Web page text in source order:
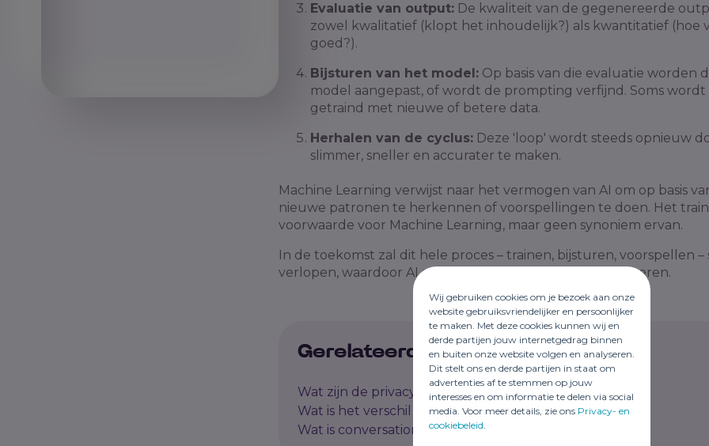
Wij gebruiken cookies om je bezoek aan onze
website gebruiksvriendelijker en persoonlijker
te maken. Met deze cookies kunnen wij en
derde partijen jouw internetgedrag binnen
en buiten onze website volgen en analyseren.
Dit stelt ons en derde partijen in staat om
advertenties af te stemmen op jouw
interesses en om informatie te delen via social
media. Voor meer details, zie ons Privacy- en
cookiebeleid.
Evaluatie van output: De kwaliteit van de gegenereerde
zowel kwalitatief (klopt het inhoudelijk?) als kwantitatief (hoe
goed?).
Bijsturen van het model: Op basis van die evaluatie worden
model aangepast, of wordt de prompting verfijnd. Soms
getraind met nieuwe of betere data.
Herhalen van de cyclus: Deze 'loop' wordt steeds opnieuw
slimmer, sneller en accurater te maken.
Machine Learning verwijst naar het vermogen van AI om op basis
nieuwe patronen te herkennen of voorspellingen te doen. Het
voorwaarde voor Machine Learning, maar geen synoniem ervan.
In de toekomst zal dit hele proces – trainen, bijsturen, voorspellen
verlopen, waardoor AI sneller én beter resultaat gaat leveren.
Gerelateerde artikelen
Wat zijn de privacy risico's bij AI?
Wat is het verschil tussen GDPR en de AI Act?
Wat is conversational AI?